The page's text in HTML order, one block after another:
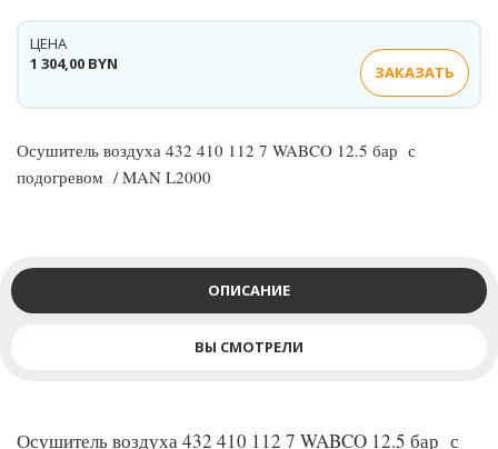
1 304,00 BYN
ЦЕНА
ЗАКАЗАТЬ
Осушитель воздуха 432 410 112 7 WABCO 12.5 бар с
подогревом / MAN L2000
ОПИСАНИЕ
ВЫ СМОТРЕЛИ
Осушитель воздуха 432 410 112 7 WABCO 12.5 бар с